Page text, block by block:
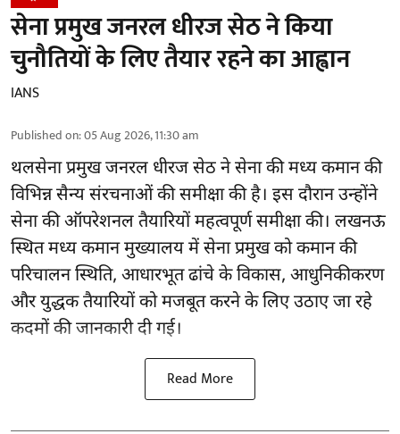
सेना प्रमुख जनरल धीरज सेठ ने किया
चुनौतियों के लिए तैयार रहने का आह्वान
IANS
Published on:05 Aug 2026, 11:30 am
थलसेना प्रमुख जनरल धीरज सेठ ने सेना की मध्य कमान की
विभिन्न सैन्य संरचनाओं की समीक्षा की है। इस दौरान उन्होंने
सेना की ऑपरेशनल तैयारियों महत्वपूर्ण समीक्षा की। लखनऊ
स्थित मध्य कमान मुख्यालय में सेना प्रमुख को कमान की
परिचालन स्थिति, आधारभूत ढांचे के विकास, आधुनिकीकरण
और युद्धक तैयारियों को मजबूत करने के लिए उठाए जा रहे
कदमों की जानकारी दी गई।
Read More